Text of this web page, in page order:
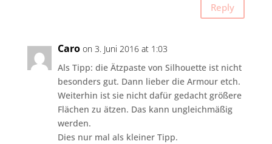
Reply
Caro on 3. Juni 2016 at 1:03
Als Tipp: die Ätzpaste von Silhouette ist nicht
besonders gut. Dann lieber die Armour etch.
Weiterhin ist sie nicht dafür gedacht größere
Flächen zu ätzen. Das kann ungleichmäßig
werden.
Dies nur mal als kleiner Tipp.